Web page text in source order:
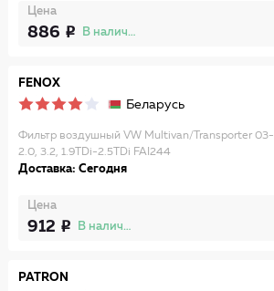
Цена
886 В наличии
FENOX
Беларусь
Фильтр воздушный VW Multivan/Transporter 03-
2.0, 3.2, 1.9TDi-2.5TDi FAI244
Доставка: Сегодня
Цена
912 В наличии
PATRON